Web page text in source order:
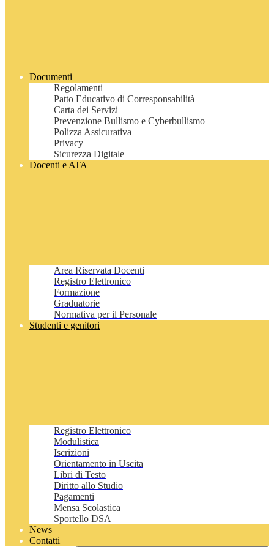
Documenti
Regolamenti
Patto Educativo di Corresponsabilità
Carta dei Servizi
Prevenzione Bullismo e Cyberbullismo
Polizza Assicurativa
Privacy
Sicurezza Digitale
Docenti e ATA
Area Riservata Docenti
Registro Elettronico
Formazione
Graduatorie
Normativa per il Personale
Studenti e genitori
Registro Elettronico
Modulistica
Iscrizioni
Orientamento in Uscita
Libri di Testo
Diritto allo Studio
Pagamenti
Mensa Scolastica
Sportello DSA
News
Contatti